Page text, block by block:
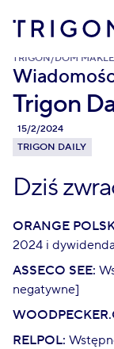
TRIGON/DOM
Trigon
15/2/2024
TRIGON DAILY
Dziś
ORANGE
2024 i
ASSECO SEE:
negatywne]
RELPOL: